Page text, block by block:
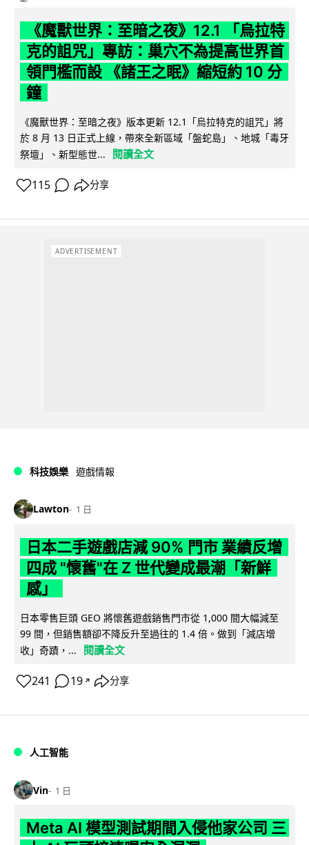
《魔獸世界：至暗之夜》12.1 「烏拉特
克的詛咒」專訪：巢穴不為提高世界首
領門檻而設 《諸王之眠》縮短約 10 分
鐘
《魔獸世界：至暗之夜》版本更新 12.1「烏拉特克的詛咒」將
於 8 月 13 日正式上線，帶來全新區域「盤蛇島」、地城「毒牙
祭壇」、新型態世...
閱讀全文
115 分享
ADVERTISEMENT
科技娛樂 遊戲情報
Lawton 1 日
日本二手遊戲店減 90% 門市 業績反增
四成 "懷舊"在 Z 世代變成最潮「新鮮
感」
日本零售巨頭 GEO 將懷舊遊戲銷售門市從 1,000 間大幅減至
99 間，但銷售額卻不降反升至過往的 1.4 倍。做到「減店增
收」奇蹟，...
閱讀全文
241 19 ↗ 分享
人工智能
Vin 1 日
Meta AI 模型測試期間入侵他家公司 三